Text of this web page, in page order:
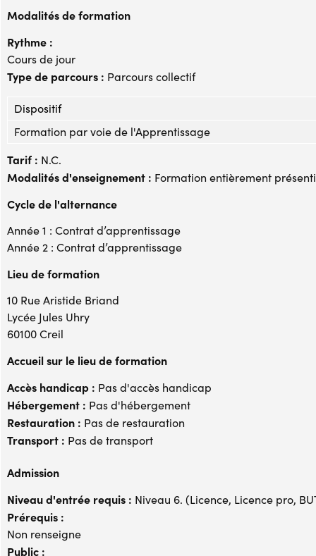
Modalités de formation
Rythme :
Cours de jour
Type de parcours : Parcours collectif
Dispositif
Formation par voie de l'Apprentissage
Tarif : N.C.
Modalités d'enseignement : Formation entièrement
Cycle de l'alternance
Année 1 : Contrat d’apprentissage
Année 2 : Contrat d’apprentissage
Lieu de formation
10 Rue Aristide Briand
Lycée Jules Uhry
60100 Creil
Accueil sur le lieu de formation
Accès handicap : Pas d'accès handicap
Hébergement : Pas d'hébergement
Restauration : Pas de restauration
Transport : Pas de transport
Admission
Niveau d'entrée requis : Niveau 6. (Licence, Licence pro,
Prérequis :
Non renseigne
Public :